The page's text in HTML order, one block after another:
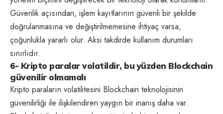
Güvenlik açısından, işlem kayıtlarının güvenli bir şekilde
doğrulanmasına ve değiştirilmemesine ihtiyaç varsa,
çoğunlukla yararlı olur. Aksi takdirde kullanım durumları
sınırlıdır.
6- Kripto paralar volatildir, bu yüzden Blockchain
güvenilir olmamalı
Kripto paraların volatilitesini Blockchain teknolojisinin
güvenilirliği ile ilişkilendiren yaygın bir inanış daha var.